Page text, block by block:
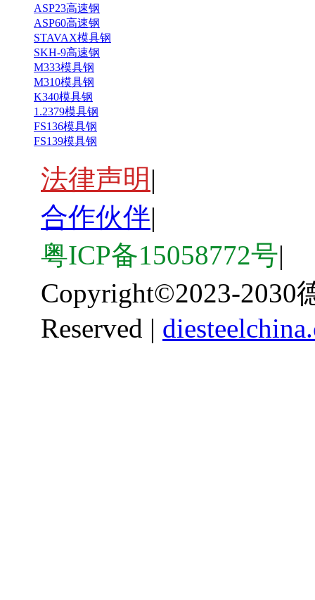
ASP23高速钢
ASP60高速钢
STAVAX模具钢
SKH-9高速钢
M333模具钢
M310模具钢
K340模具钢
1.2379模具钢
FS136模具钢
FS139模具钢
法律声明 |
合作伙伴|
粤ICP备15058772号|
Copyright©2023-2030
Reserved |